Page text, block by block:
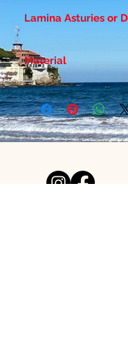
Lamina Asturies or
Material
Papel duro
gr